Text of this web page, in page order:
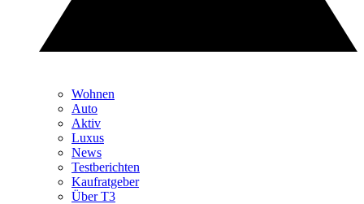
Wohnen
Auto
Aktiv
Luxus
News
Testberichten
Kaufratgeber
Über T3